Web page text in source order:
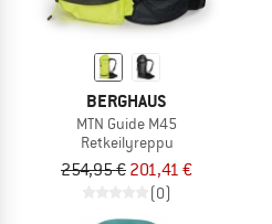
BERGHAUS
MTN Guide M45
Retkeilyreppu
254,95 € 201,41 €
(0)